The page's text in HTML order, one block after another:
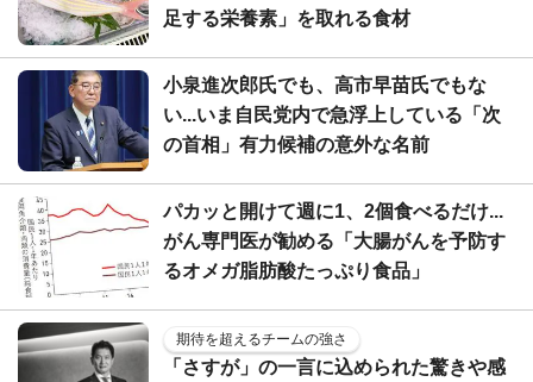
足する栄養素」を取れる食材
小泉進次郎氏でも、高市早苗氏でもな
い...いま自民党内で急浮上している「次
の首相」有力候補の意外な名前
パカッと開けて週に1、2個食べるだけ...
がん専門医が勧める「大腸がんを予防す
るオメガ脂肪酸たっぷり食品」
期待を超えるチームの強さ
「さすが」の一言に込められた驚きや感